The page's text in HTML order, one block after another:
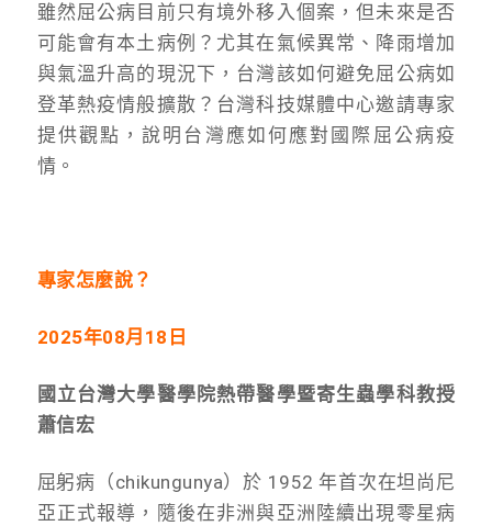
雖然屈公病目前只有境外移入個案，但未來是否
可能會有本土病例？尤其在氣候異常、降雨增加
與氣溫升高的現況下，台灣該如何避免屈公病如
登革熱疫情般擴散？台灣科技媒體中心邀請專家
提供觀點，說明台灣應如何應對國際屈公病疫
情。
專家怎麼說？
2025年08月18日
國立台灣大學醫學院熱帶醫學暨寄生蟲學科教授
蕭信宏
屈躬病（chikungunya）於 1952 年首次在坦尚尼
亞正式報導，隨後在非洲與亞洲陸續出現零星病